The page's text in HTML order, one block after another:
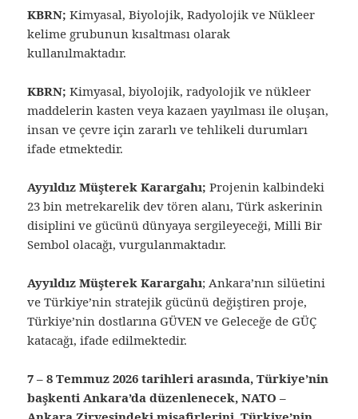
KBRN;Kimyasal, Biyolojik, Radyolojik ve Nükleer
kelime grubunun kısaltması olarak
kullanılmaktadır.
KBRN; Kimyasal, biyolojik, radyolojik ve nükleer
maddelerin kasten veya kazaen yayılması ile oluşan,
insan ve çevre için zararlı ve tehlikeli durumları
ifade etmektedir.
Ayyıldız Müşterek Karargahı; Projenin kalbindeki
23 bin metrekarelik dev tören alanı, Türk askerinin
disiplini ve gücünü dünyaya sergileyeceği, Milli Bir
Sembol olacağı, vurgulanmaktadır.
Ayyıldız Müşterek Karargahı; Ankara’nın silüetini
ve Türkiye’nin stratejik gücünü değiştiren proje,
Türkiye’nin dostlarına GÜVEN ve Geleceğe de GÜÇ
katacağı, ifade edilmektedir.
7 – 8 Temmuz 2026 tarihleri arasında, Türkiye’nin
başkenti Ankara’da düzenlenecek, NATO –